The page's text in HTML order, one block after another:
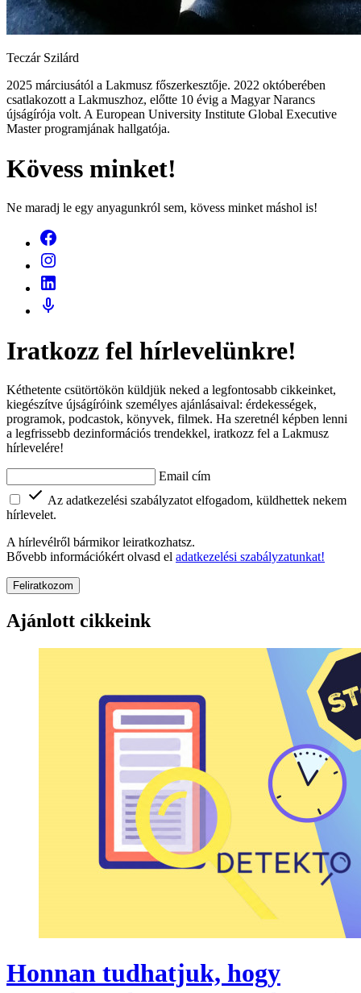
Teczár Szilárd
2025 márciusától a Lakmusz főszerkesztője. 2022 októberében
csatlakozott a Lakmuszhoz, előtte 10 évig a Magyar Narancs
újságírója volt. A European University Institute Global Executive
Master programjának hallgatója.
Kövess minket!
Ne maradj le egy anyagunkról sem, kövess minket máshol is!
Iratkozz fel hírlevelünkre!
Kéthetente csütörtökön küldjük neked a legfontosabb cikkeinket,
kiegészítve újságíróink személyes ajánlásaival: érdekességek,
programok, podcastok, könyvek, filmek. Ha szeretnél képben lenni
a legfrissebb dezinformációs trendekkel, iratkozz fel a Lakmusz
hírlevelére!
Email cím
Az adatkezelési szabályzatot elfogadom, küldhettek nekem
hírlevelet.
A hírlevélről bármikor leiratkozhatsz.
Bővebb információkért olvasd el adatkezelési szabályzatunkat!
Feliratkozom
Ajánlott cikkeink
Honnan tudhatjuk, hogy